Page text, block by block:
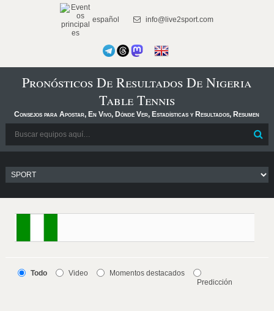
español info@live2sport.com
Pronósticos De Resultados De Nigeria
Table Tennis
Consejos para Apostar, En Vivo, Dónde Ver, Estadísticas y Resultados, Resumen
Todo Video
Momentos destacados
Predicción